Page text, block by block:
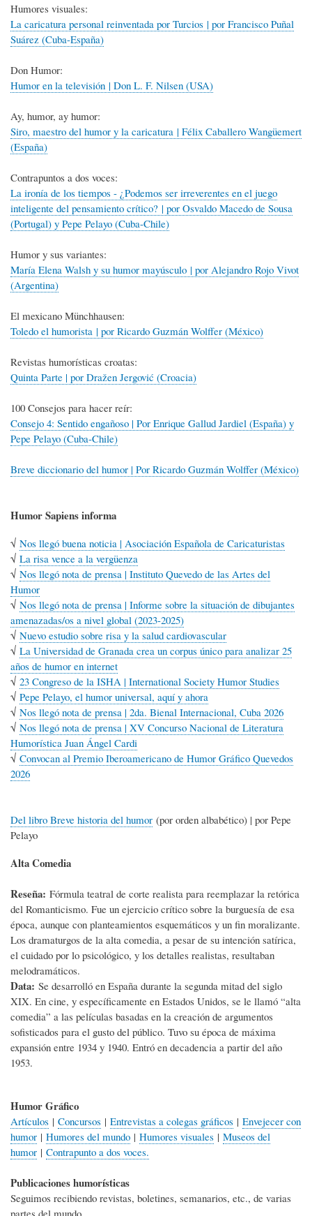
Humores visuales:
La caricatura personal reinventada por Turcios | por Francisco Puñal
Suárez (Cuba-España)
Don Humor:
Humor en la televisión | Don L. F. Nilsen (USA)
Ay, humor, ay humor:
Siro, maestro del humor y la caricatura | Félix Caballero Wangüemert
(España)
Contrapuntos a dos voces:
La ironía de los tiempos - ¿Podemos ser irreverentes en el juego
inteligente del pensamiento crítico? | por Osvaldo Macedo de Sousa
(Portugal) y Pepe Pelayo (Cuba-Chile)
Humor y sus variantes:
María Elena Walsh y su humor mayúsculo | por Alejandro Rojo Vivot
(Argentina)
El mexicano Münchhausen:
Toledo el humorista | por Ricardo Guzmán Wolffer (México)
Revistas humorísticas croatas:
Quinta Parte | por Dražen Jergović (Croacia)
100 Consejos para hacer reír:
Consejo 4: Sentido engañoso | Por Enrique Gallud Jardiel (España) y
Pepe Pelayo (Cuba-Chile)
Breve diccionario del humor | Por Ricardo Guzmán Wolffer (México)
Humor Sapiens informa
√ Nos llegó buena noticia | Asociación Española de Caricaturistas
√ La risa vence a la vergüenza
√ Nos llegó nota de prensa | Instituto Quevedo de las Artes del
Humor
√ Nos llegó nota de prensa | Informe sobre la situación de dibujantes
amenazadas/os a nivel global (2023-2025)
√ Nuevo estudio sobre risa y la salud cardiovascular
√ La Universidad de Granada crea un corpus único para analizar 25
años de humor en internet
√ 23 Congreso de la ISHA | International Society Humor Studies
√ Pepe Pelayo, el humor universal, aquí y ahora
√ Nos llegó nota de prensa | 2da. Bienal Internacional, Cuba 2026
√ Nos llegó nota de prensa | XV Concurso Nacional de Literatura
Humorística Juan Ángel Cardi
√ Convocan al Premio Iberoamericano de Humor Gráfico Quevedos
2026
Del libro Breve historia del humor (por orden albabético) | por Pepe
Pelayo
Alta Comedia
Reseña: Fórmula teatral de corte realista para reemplazar la retórica
del Romanticismo. Fue un ejercicio crítico sobre la burguesía de esa
época, aunque con planteamientos esquemáticos y un fin moralizante.
Los dramaturgos de la alta comedia, a pesar de su intención satírica,
el cuidado por lo psicológico, y los detalles realistas, resultaban
melodramáticos.
Data: Se desarrolló en España durante la segunda mitad del siglo
XIX. En cine, y específicamente en Estados Unidos, se le llamó “alta
comedia” a las películas basadas en la creación de argumentos
sofisticados para el gusto del público. Tuvo su época de máxima
expansión entre 1934 y 1940. Entró en decadencia a partir del año
1953.
Humor Gráfico
Artículos | Concursos | Entrevistas a colegas gráficos | Envejecer con
humor | Humores del mundo | Humores visuales | Museos del
humor | Contrapunto a dos voces.
Publicaciones humorísticas
Seguimos recibiendo revistas, boletines, semanarios, etc., de varias
partes del mundo